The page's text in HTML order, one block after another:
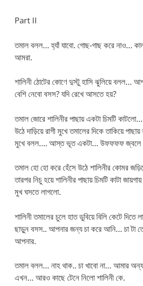
Part II
তমাল বলল… হ্যাঁ যাবো. গোছ-গাছ করে নাও…
আমরা.
শালিনী ঠোটের কোণে দুস্টু হাসি ঝুলিয়ে বলল…
বেশি নেবো বসস? যদি রেখে আসতে হয়?
তমাল জোরে শালিনীর পাছায় একটা চিমটি
উঠে দাড়িয়ে রাগী মুখে তমালের দিকে তাকিয়ে
মুখে বলল…. আস্ত ভূত একটা… উফফফফ জ্বলে
তমাল হো হো করে হেঁসে উঠে শালিনীর কোমর
তারপর নিচু হয়ে শালিনীর পাছায় চিমটি কাটা
মুখ ঘসতে লাগলো.
শালিনী তমালের চুলে হাত ডুবিয়ে বিলি কেটে
ছাড়ুন বসস.. আপনার জন্য চা করে আনি… চা টা
আপনার.
তমাল বলল… নাহ থাক.. চা খাবো না… আমার
এখন… আরও কাছে টেনে নিলো শালিনী কে.